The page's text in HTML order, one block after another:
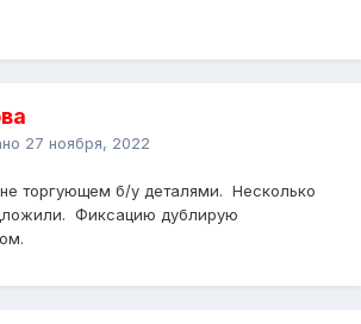
27 ноября, 2022
торгующем б/у деталями. Несколько
Фиксацию дублирую